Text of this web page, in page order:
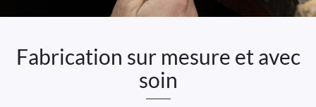
Fabrication sur mesure et avec
soin